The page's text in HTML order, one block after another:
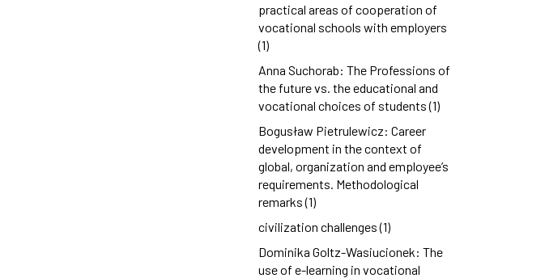
practical areas of cooperation of
vocational schools with employers
(1)
Anna Suchorab: The Professions of
the future vs. the educational and
vocational choices of students (1)
Bogusław Pietrulewicz: Career
development in the context of
global, organization and employee’s
requirements. Methodological
remarks (1)
civilization challenges (1)
Dominika Goltz-Wasiucionek: The
use of e-learning in vocational